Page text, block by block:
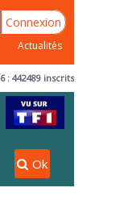
Connexion
Actualités
: 442489 inscrits
Ok